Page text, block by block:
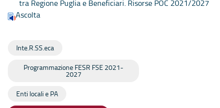
tra Regione Puglia e Beneficiari. Risorse POC 2021/2027
Ascolta
Inte.R.SS.eca
Programmazione FESR FSE 2021-
2027
Enti locali e PA